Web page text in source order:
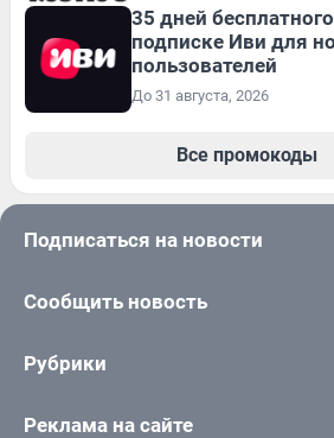
35 дней
подписке Иви для
пользователей
До 31 августа, 2026
Все промокоды
Подписаться на новости
Сообщить новость
Рубрики
Реклама на сайте